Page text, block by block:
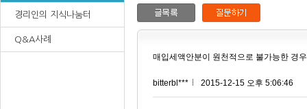
경리인의 지식나눔터
Q&A사례
매입세액안분이 원천적으로 불가능한 경
bitterbl*** 2015-12-15 오후 5:06:46